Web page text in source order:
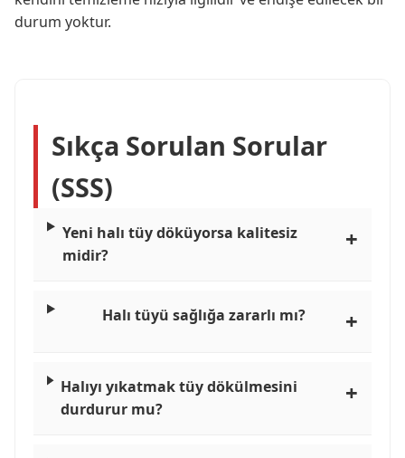
durum yoktur.
Sıkça Sorulan Sorular
(SSS)
Yeni halı tüy döküyorsa kalitesiz
midir?
Halı tüyü sağlığa zararlı mı?
Halıyı yıkatmak tüy dökülmesini
durdurur mu?